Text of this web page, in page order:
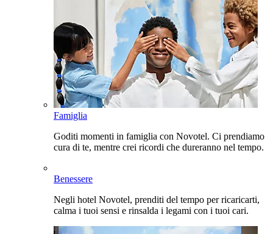
Famiglia
Goditi momenti in famiglia con Novotel. Ci prendiamo
cura di te, mentre crei ricordi che dureranno nel tempo.
Benessere
Negli hotel Novotel, prenditi del tempo per ricaricarti,
calma i tuoi sensi e rinsalda i legami con i tuoi cari.